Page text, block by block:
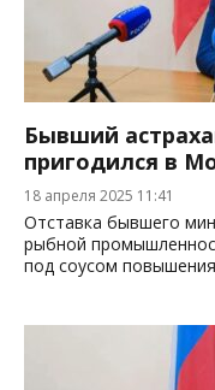
Бывший
пригодился в
18 апреля 2025 11:41
Отставка бывшего
рыбной
под соусом